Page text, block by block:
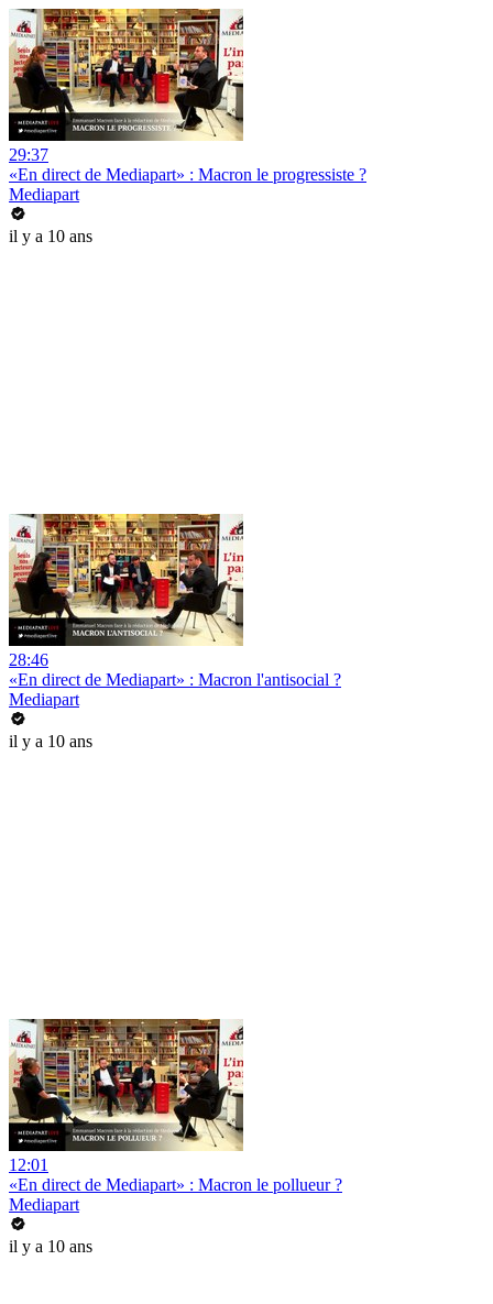
29:37
«En direct de Mediapart» : Macron le progressiste ?
Mediapart
il y a 10 ans
28:46
«En direct de Mediapart» : Macron l'antisocial ?
Mediapart
il y a 10 ans
12:01
«En direct de Mediapart» : Macron le pollueur ?
Mediapart
il y a 10 ans